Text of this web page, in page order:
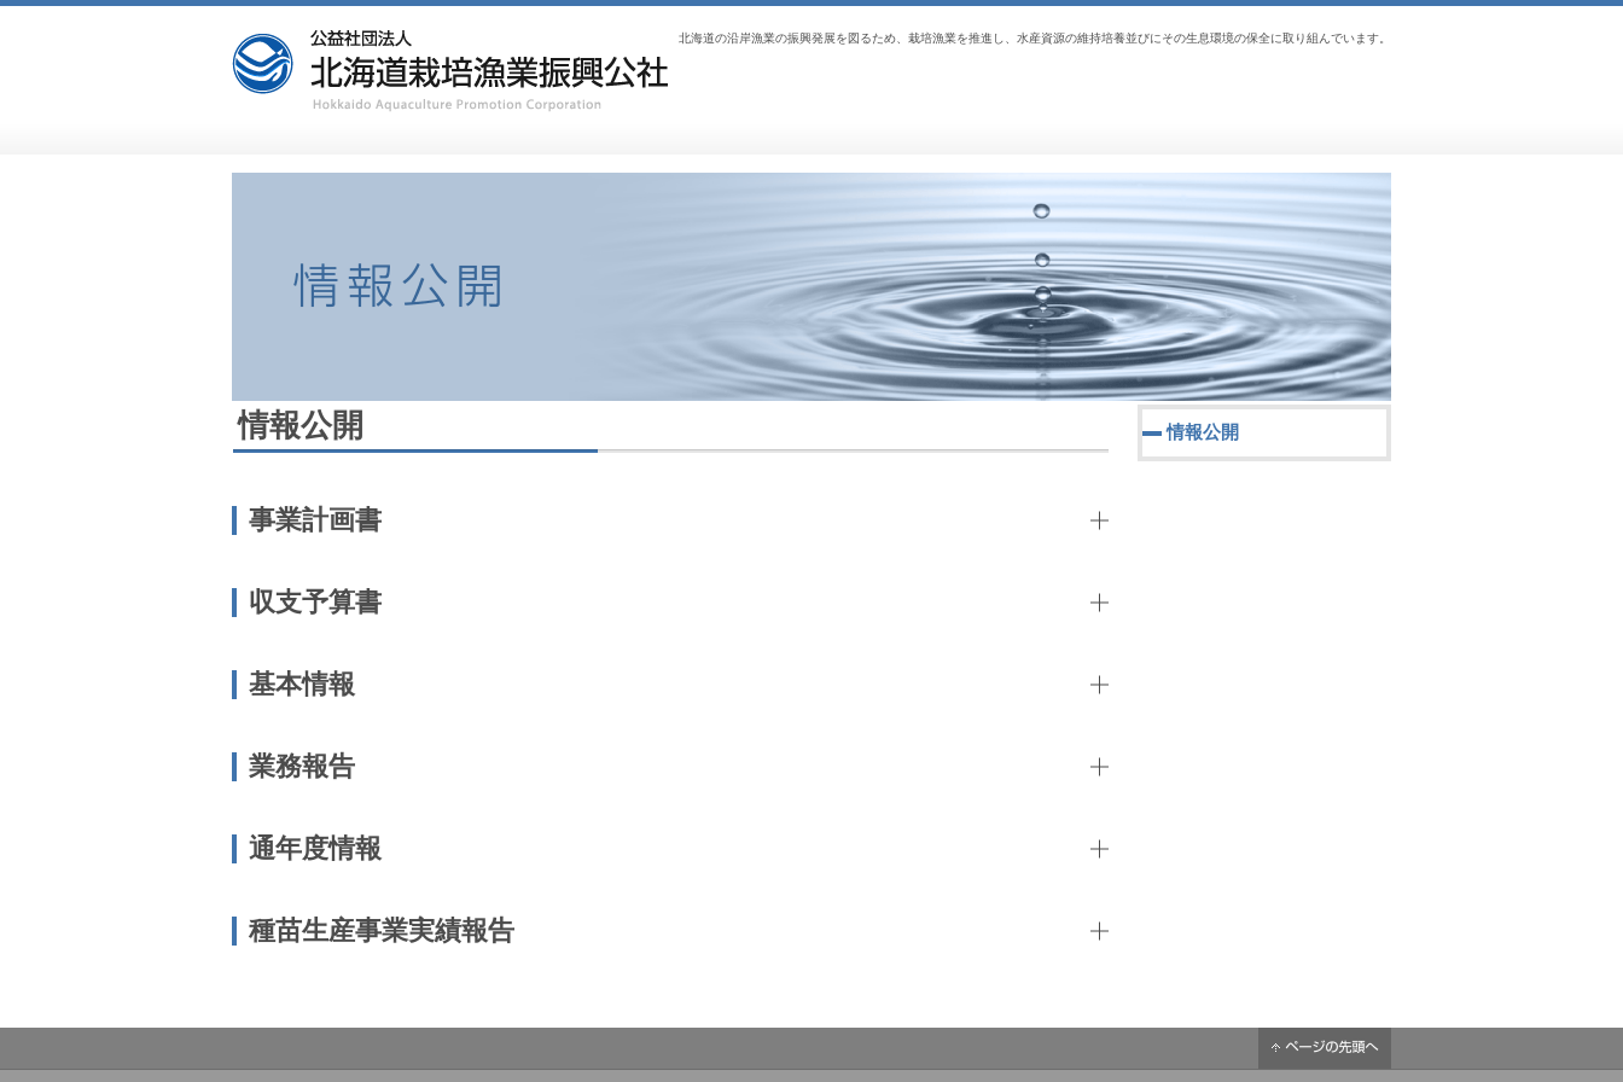
北海道の沿岸漁業の振興発展を図るため、栽培漁業を推進し、水産資源の維持培養並びにその生息環境の保全に取り組んでいます。
情報公開
事業計画書
収支予算書
基本情報
業務報告
通年度情報
種苗生産事業実績報告
情報公開